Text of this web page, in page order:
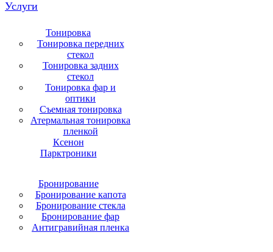
Услуги
Тонировка
Тонировка передних
стекол
Тонировка задних
стекол
Тонировка фар и
оптики
Съемная тонировка
Атермальная тонировка
пленкой
Ксенон
Парктроники
Бронирование
Бронирование капота
Бронирование стекла
Бронирование фар
Антигравийная пленка